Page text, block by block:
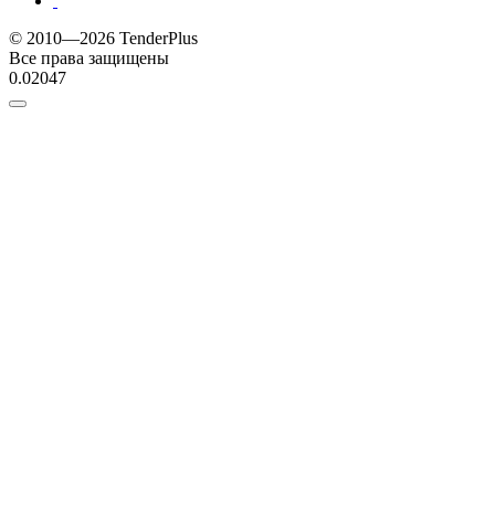
© 2010—2026 TenderPlus
Все права защищены
0.02047